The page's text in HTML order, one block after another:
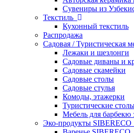
Сувениры из
Текстиль
Кухонный текстиль
Распродажа
Садовая / Туристическая
Лежаки и шезлонги
Садовые диваны и
Садовые скамейки
Садовые столы
Садовые стулья
Комоды, этажерки
Туристические
Мебель для барбекю
Эко-продукты SIBERECO